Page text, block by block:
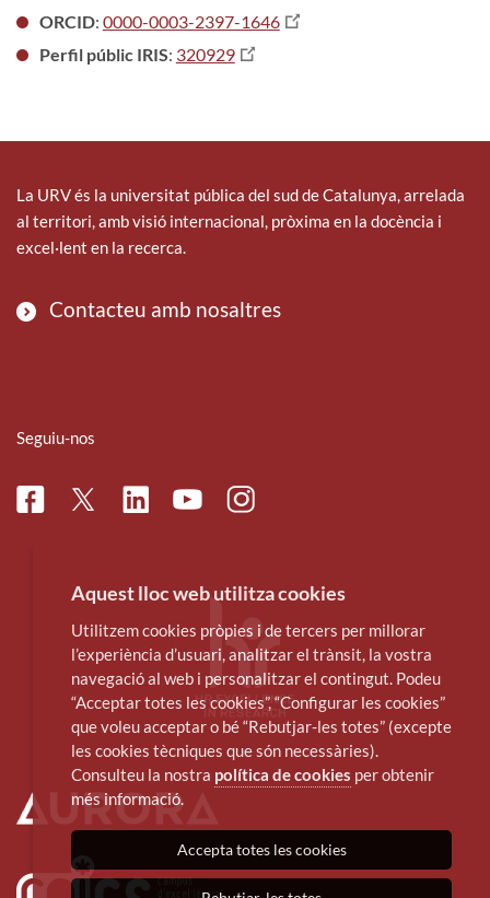
ORCID: 0000-0003-2397-1646
Perfil públic IRIS: 320929
La URV és la universitat pública del sud de Catalunya, arrelada
al territori, amb visió internacional, pròxima en la docència i
excel·lent en la recerca.
Contacteu amb nosaltres
Seguiu-nos
FacebookTwitterLinkedinYoutubeInstagram
Aquest lloc web utilitza cookies
Utilitzem cookies pròpies i de tercers per millorar
l’experiència d’usuari, analitzar el trànsit, la vostra
navegació al web i personalitzar el contingut. Podeu
“Acceptar totes les cookies”, “Configurar les cookies”
que voleu acceptar o bé “Rebutjar-les totes” (excepte
les cookies tècniques que són necessàries).
Consulteu la nostra política de cookies per obtenir
més informació.
Accepta totes les cookies